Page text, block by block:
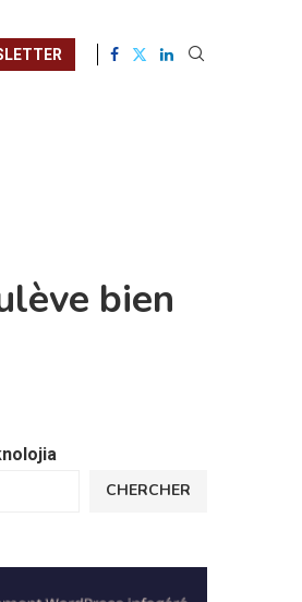
bien
CHERCHER